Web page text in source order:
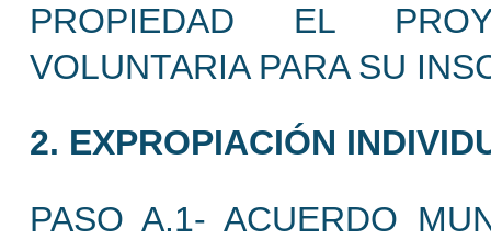
PROPIEDAD EL
VOLUNTARIA PARA SU
2. EXPROPIACIÓN
PASO A.1- ACUERDO